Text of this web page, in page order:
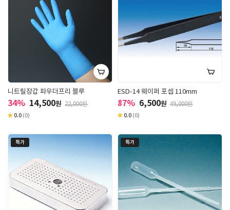
니트릴장갑 파우더프리 블루
34% 14,500원 22,000원
0.0 (0)
ESD-14 웨이퍼 포셉 110mm
87% 6,500원 49,000원
0.0 (0)
특가 특가